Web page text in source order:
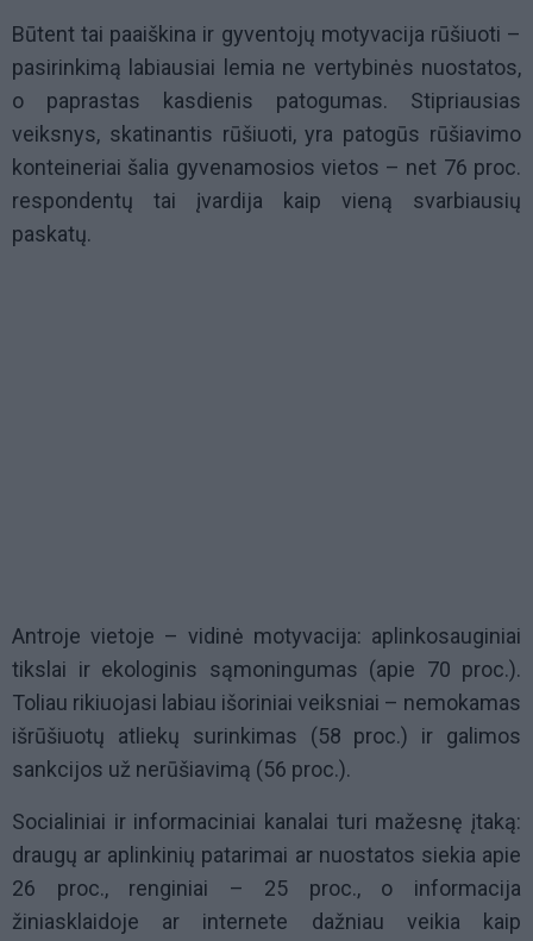
Būtent tai paaiškina ir gyventojų motyvacija rūšiuoti –
pasirinkimą labiausiai lemia ne vertybinės nuostatos,
o paprastas kasdienis patogumas. Stipriausias
veiksnys, skatinantis rūšiuoti, yra patogūs rūšiavimo
konteineriai šalia gyvenamosios vietos – net 76 proc.
respondentų tai įvardija kaip vieną svarbiausių
paskatų.
Antroje vietoje – vidinė motyvacija: aplinkosauginiai
tikslai ir ekologinis sąmoningumas (apie 70 proc.).
Toliau rikiuojasi labiau išoriniai veiksniai – nemokamas
išrūšiuotų atliekų surinkimas (58 proc.) ir galimos
sankcijos už nerūšiavimą (56 proc.).
Socialiniai ir informaciniai kanalai turi mažesnę įtaką:
draugų ar aplinkinių patarimai ar nuostatos siekia apie
26 proc., renginiai – 25 proc., o informacija
žiniasklaidoje ar internete dažniau veikia kaip